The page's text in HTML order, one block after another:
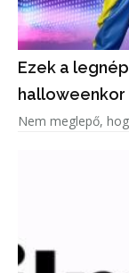
Ezek a
halloweenkor
Nem meglepő,